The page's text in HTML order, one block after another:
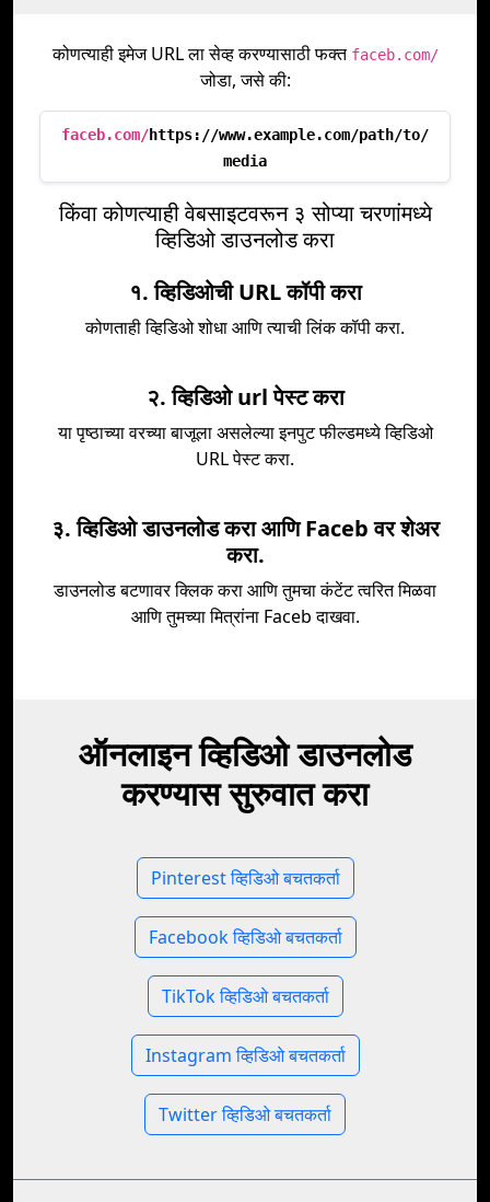
कोणत्याही इमेज URL ला सेव्ह करण्यासाठी फक्त faceb.com/
जोडा, जसे की:
faceb.com/https://www.example.com/path/to/
media
किंवा कोणत्याही वेबसाइटवरून ३ सोप्या चरणांमध्ये
व्हिडिओ डाउनलोड करा
१. व्हिडिओची URL कॉपी करा
कोणताही व्हिडिओ शोधा आणि त्याची लिंक कॉपी करा.
२. व्हिडिओ url पेस्ट करा
या पृष्ठाच्या वरच्या बाजूला असलेल्या इनपुट फील्डमध्ये व्हिडिओ
URL पेस्ट करा.
३. व्हिडिओ डाउनलोड करा आणि Faceb वर शेअर
करा.
डाउनलोड बटणावर क्लिक करा आणि तुमचा कंटेंट त्वरित मिळवा
आणि तुमच्या मित्रांना Faceb दाखवा.
ऑनलाइन व्हिडिओ डाउनलोड
करण्यास सुरुवात करा
Pinterest व्हिडिओ बचतकर्ता
Facebook व्हिडिओ बचतकर्ता
TikTok व्हिडिओ बचतकर्ता
Instagram व्हिडिओ बचतकर्ता
Twitter व्हिडिओ बचतकर्ता